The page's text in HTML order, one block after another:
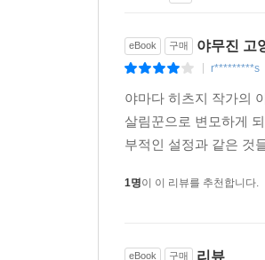
eBook 구매 야무진 고
r*********s
야마다 히츠지 작가의
살림꾼으로 변모하게
부적인 설정과 같은 것
1명이 이 리뷰를 추천합니다.
eBook 구매 리뷰